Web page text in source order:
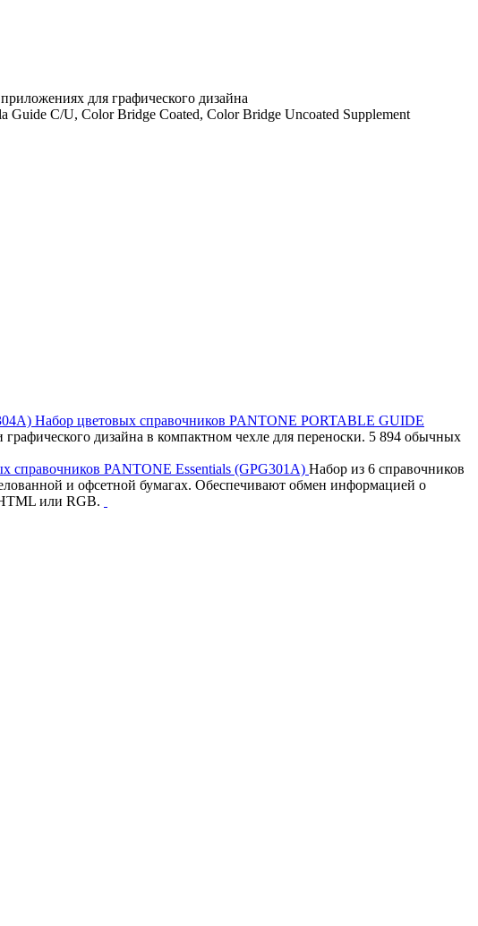
для графического дизайна
C/U, Color Bridge Coated, Color Bridge Uncoated Supplement
Набор цветовых справочников PANTONE PORTABLE GUIDE
дизайна в компактном чехле для переноски. 5 894 обычных
справочников PANTONE Essentials (GPG301A) Набор из 6 справочников
и офсетной бумагах. Обеспечивают обмен информацией о
или RGB.